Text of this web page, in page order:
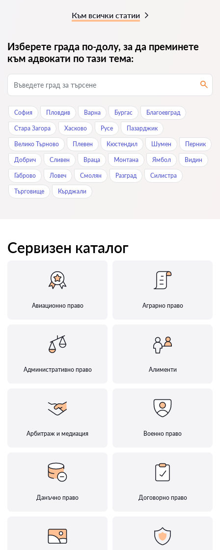
Към всички статии
Изберете града по-долу, за да преминете
към адвокати по тази тема:
София Пловдив Варна Бургас Благоевград
Стара Загора Хасково Русе Пазарджик
Велико Търново Плевен Кюстендил Шумен Перник
Добрич Сливен Враца Монтана Ямбол Видин
Габрово Ловеч Смолян Разград Силистра
Търговище Кърджали
Сервизен каталог
Авиационно право Аграрно право
Административно право Алименти
Арбитраж и медиация Военно право
Данъчно право Договорно право